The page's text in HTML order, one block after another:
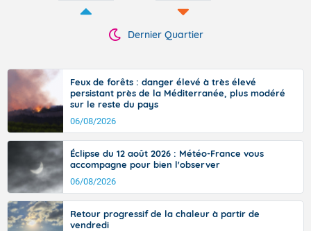
Dernier Quartier
Feux de forêts : danger élevé à très élevé
persistant près de la Méditerranée, plus modéré
sur le reste du pays
06/08/2026
Éclipse du 12 août 2026 : Météo-France vous
accompagne pour bien l'observer
06/08/2026
Retour progressif de la chaleur à partir de
vendredi